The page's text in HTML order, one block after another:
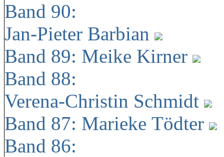
Band 90:
Jan-Pieter Barbian
Band 89: Meike Kirner
Band 88:
Verena-Christin Schmidt
Band 87: Marieke Tödter
Band 86: